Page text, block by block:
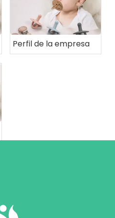
Perfil de la empresa